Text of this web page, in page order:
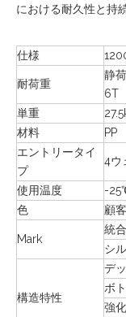
における耐久性と持
仕様
耐荷重
静
6T
単重
材料
PP
エントリータイ
プ
4ウ
使用温度
-
色
顧
Mark
統
シ
構造特性
デ
ボ
強